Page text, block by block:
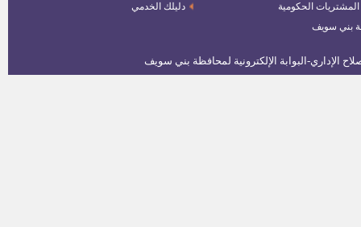
وظيفة مدير ادارة شئون الاتصال
وظائف بمصنع العريش للأسمنت
المشتريات الحكومية
بني سويف
دليلك الخدمي